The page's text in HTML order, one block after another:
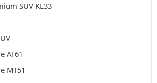
SUV KL33
AT61
MT51